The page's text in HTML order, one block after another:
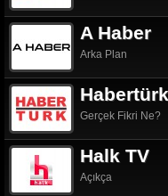
A Haber
Arka Plan
Gerçek Fikri Ne?
Halk TV
Açıkça